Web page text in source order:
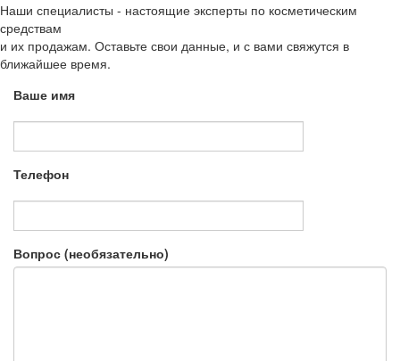
Наши специалисты - настоящие эксперты по косметическим
средствам
и их продажам. Оставьте свои данные, и с вами свяжутся в
ближайшее время.
Ваше имя
Телефон
Вопрос (необязательно)